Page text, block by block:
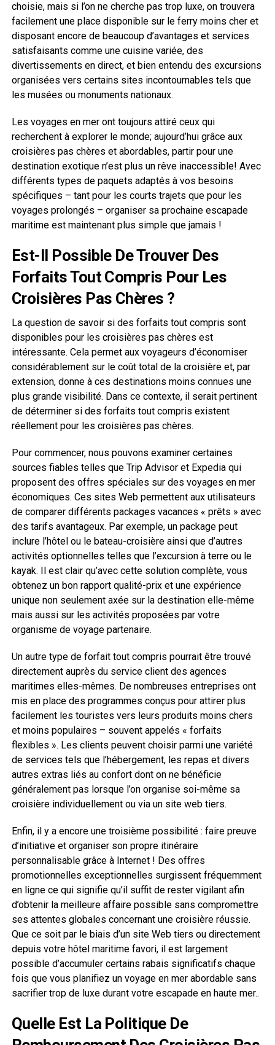
choisie, mais si l’on ne cherche pas trop luxe, on trouvera
facilement une place disponible sur le ferry moins cher et
disposant encore de beaucoup d’avantages et services
satisfaisants comme une cuisine variée, des
divertissements en direct, et bien entendu des excursions
organisées vers certains sites incontournables tels que
les musées ou monuments nationaux.
Les voyages en mer ont toujours attiré ceux qui
recherchent à explorer le monde; aujourd’hui grâce aux
croisières pas chères et abordables, partir pour une
destination exotique n’est plus un rêve inaccessible! Avec
différents types de paquets adaptés à vos besoins
spécifiques – tant pour les courts trajets que pour les
voyages prolongés – organiser sa prochaine escapade
maritime est maintenant plus simple que jamais !
Est-Il Possible De Trouver Des
Forfaits Tout Compris Pour Les
Croisières Pas Chères ?
La question de savoir si des forfaits tout compris sont
disponibles pour les croisières pas chères est
intéressante. Cela permet aux voyageurs d’économiser
considérablement sur le coût total de la croisière et, par
extension, donne à ces destinations moins connues une
plus grande visibilité. Dans ce contexte, il serait pertinent
de déterminer si des forfaits tout compris existent
réellement pour les croisières pas chères.
Pour commencer, nous pouvons examiner certaines
sources fiables telles que Trip Advisor et Expedia qui
proposent des offres spéciales sur des voyages en mer
économiques. Ces sites Web permettent aux utilisateurs
de comparer différents packages vacances « prêts » avec
des tarifs avantageux. Par exemple, un package peut
inclure l’hôtel ou le bateau-croisière ainsi que d’autres
activités optionnelles telles que l’excursion à terre ou le
kayak. Il est clair qu’avec cette solution complète, vous
obtenez un bon rapport qualité-prix et une expérience
unique non seulement axée sur la destination elle-même
mais aussi sur les activités proposées par votre
organisme de voyage partenaire.
Un autre type de forfait tout compris pourrait être trouvé
directement auprès du service client des agences
maritimes elles-mêmes. De nombreuses entreprises ont
mis en place des programmes conçus pour attirer plus
facilement les touristes vers leurs produits moins chers
et moins populaires – souvent appelés « forfaits
flexibles ». Les clients peuvent choisir parmi une variété
de services tels que l’hébergement, les repas et divers
autres extras liés au confort dont on ne bénéficie
généralement pas lorsque l’on organise soi-même sa
croisière individuellement ou via un site web tiers.
Enfin, il y a encore une troisième possibilité : faire preuve
d’initiative et organiser son propre itinéraire
personnalisable grâce à Internet ! Des offres
promotionnelles exceptionnelles surgissent fréquemment
en ligne ce qui signifie qu’il suffit de rester vigilant afin
d’obtenir la meilleure affaire possible sans compromettre
ses attentes globales concernant une croisière réussie.
Que ce soit par le biais d’un site Web tiers ou directement
depuis votre hôtel maritime favori, il est largement
possible d’accumuler certains rabais significatifs chaque
fois que vous planifiez un voyage en mer abordable sans
sacrifier trop de luxe durant votre escapade en haute mer..
Quelle Est La Politique De